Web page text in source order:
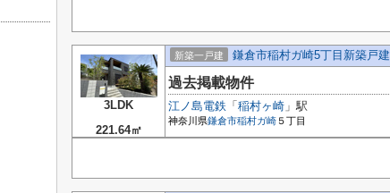
3LDK
221.64㎡
新築一戸建 鎌倉市稲村ガ崎5丁目新築戸建
過去掲載物件
江ノ島電鉄 「 稲村ヶ崎 」駅
神奈川県鎌倉市稲村ガ崎 ５丁目